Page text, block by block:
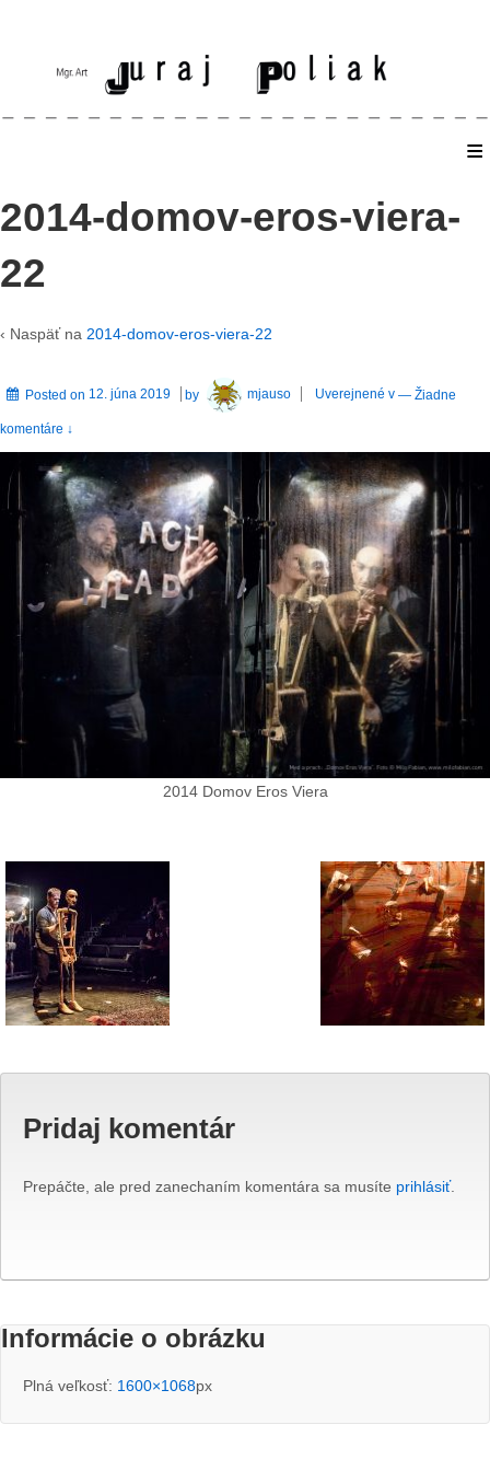
≡
2014-domov-eros-viera-
22
‹ Naspäť na 2014-domov-eros-viera-22
Posted on 12. júna 2019 by mjauso Uverejnené v — Žiadne
komentáre ↓
2014 Domov Eros Viera
Pridaj komentár
Prepáčte, ale pred zanechaním komentára sa musíte prihlásiť.
Informácie o obrázku
Plná veľkosť: 1600×1068px